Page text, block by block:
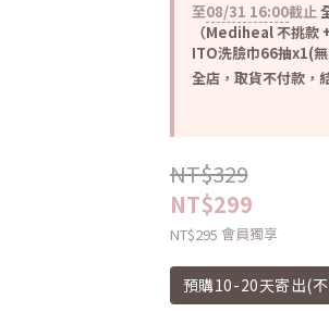
至08/31 16:00截止
（Mediheal 不挑
ITO洗臉巾66抽x1(
全店，取貨不付款，
NT$329
NT$299
NT$295 會員獨享
預購10-20天寄出(